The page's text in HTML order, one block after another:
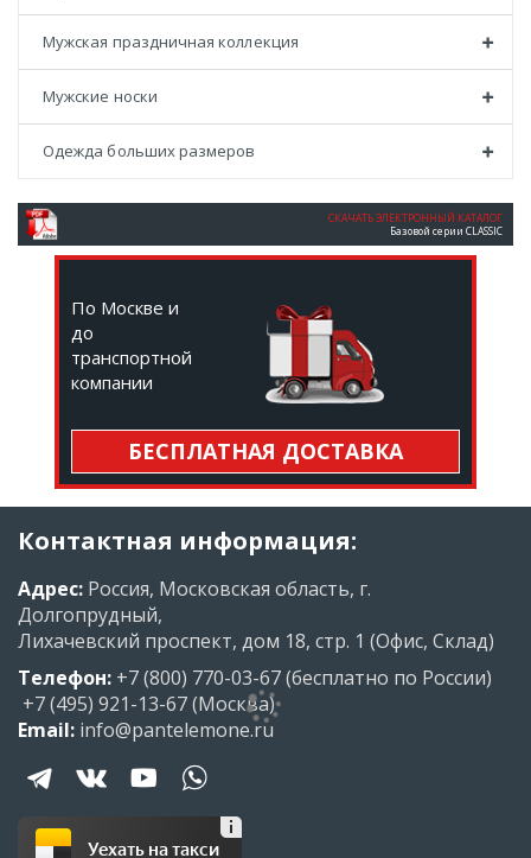
Мужская праздничная коллекция
Мужские носки
Одежда больших размеров
СКАЧАТЬ ЭЛЕКТРОННЫЙ КАТАЛОГ
Базовой серии CLASSIC
По Москве и
до
транспортной
компании
БЕСПЛАТНАЯ ДОСТАВКА
Контактная информация:
Адрес: Россия, Московская область, г.
Долгопрудный,
Лихачевский проспект, дом 18, стр. 1 (Офис, Склад)
Телефон: +7 (800) 770-03-67(бесплатно по России)
+7 (495) 921-13-67(Москва)
Email: info@pantelemone.ru
Уехать на такси